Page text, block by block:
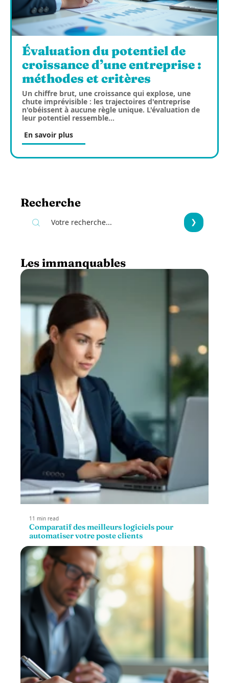
Évaluation du potentiel de
croissance d’une entreprise :
méthodes et critères
Un chiffre brut, une croissance qui explose, une
chute imprévisible : les trajectoires d'entreprise
n'obéissent à aucune règle unique. L'évaluation de
leur potentiel ressemble…
En savoir plus
Recherche
Les immanquables
11 min read
Comparatif des meilleurs logiciels pour
automatiser votre poste clients